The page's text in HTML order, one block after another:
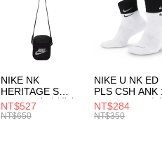
【「AFTEE先享
１．於結帳方式
付」結帳頁面，
２．訂單成立數
３．收到繳費
／ATM／網路銀
※ 請注意：結帳
絡購買商品的店
先享後付繳納相
每筆NT$100
每筆NT$100
付款後門市自取
每筆NT$100，
促銷活動 清
限時降價專區⬇
NIKE NK
HERITAGE S
SMIT 男女 側背包
BA5871010
NT$527
NT$650
NIKE U NK ED
PLS CSH ANK
144 DBL 男 中統
襪 DH4058104
NT$284
NT$350